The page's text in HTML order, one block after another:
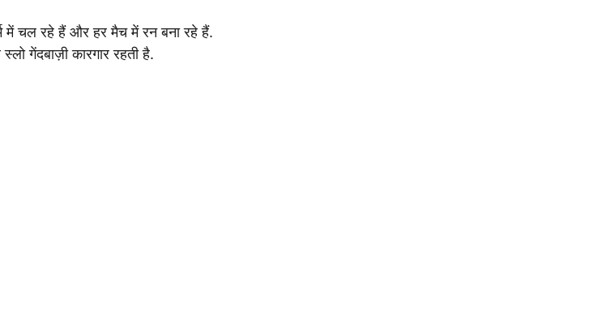
में चल रहे हैं और हर मैच में रन बना रहे हैं.
गेंदबाज़ी कारगार रहती है.